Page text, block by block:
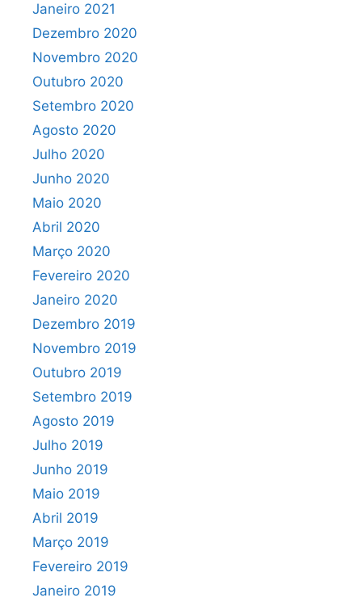
Janeiro 2021
Dezembro 2020
Novembro 2020
Outubro 2020
Setembro 2020
Agosto 2020
Julho 2020
Junho 2020
Maio 2020
Abril 2020
Março 2020
Fevereiro 2020
Janeiro 2020
Dezembro 2019
Novembro 2019
Outubro 2019
Setembro 2019
Agosto 2019
Julho 2019
Junho 2019
Maio 2019
Abril 2019
Março 2019
Fevereiro 2019
Janeiro 2019